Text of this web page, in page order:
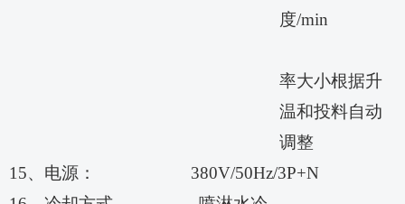
度/min
率大小根据升
温和投料自动
调整
15、电源： 380V/50Hz/3P+N